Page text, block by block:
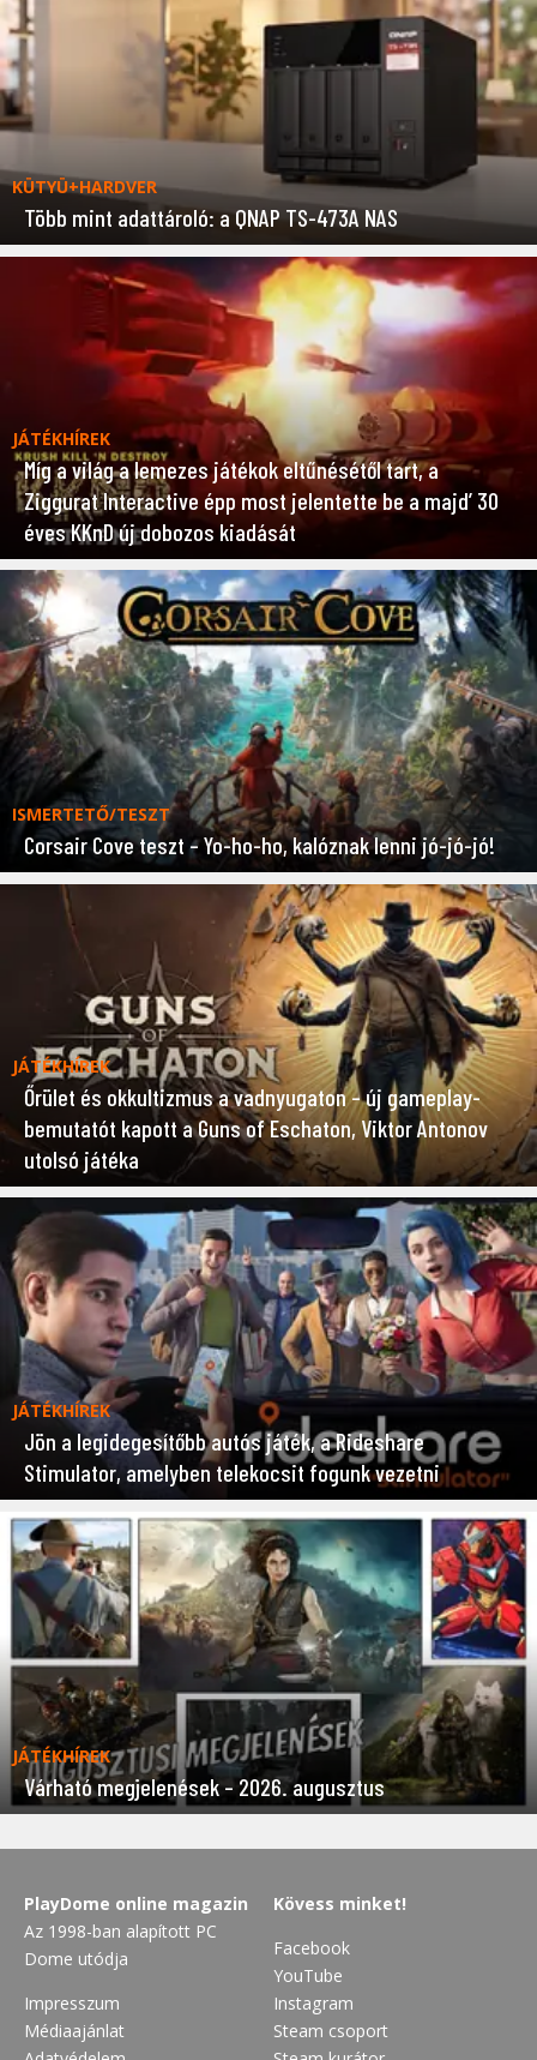
KÜTYÜ+HARDVER
Több mint adattároló: a QNAP TS-473A NAS
JÁTÉKHÍREK
Míg a világ a lemezes játékok eltűnésétől tart, a
Ziggurat Interactive épp most jelentette be a majd’ 30
éves KKnD új dobozos kiadását
ISMERTETŐ/TESZT
Corsair Cove teszt – Yo-ho-ho, kalóznak lenni jó-jó-jó!
JÁTÉKHÍREK
Őrület és okkultizmus a vadnyugaton – új gameplay-
bemutatót kapott a Guns of Eschaton, Viktor Antonov
utolsó játéka
JÁTÉKHÍREK
Jön a legidegesítőbb autós játék, a Rideshare
Stimulator, amelyben telekocsit fogunk vezetni
JÁTÉKHÍREK
Várható megjelenések – 2026. augusztus
PlayDome online magazin
Az 1998-ban alapított PC
Dome utódja
Impresszum
Médiaajánlat
Kövess minket!
Facebook
YouTube
Instagram
Steam csoport